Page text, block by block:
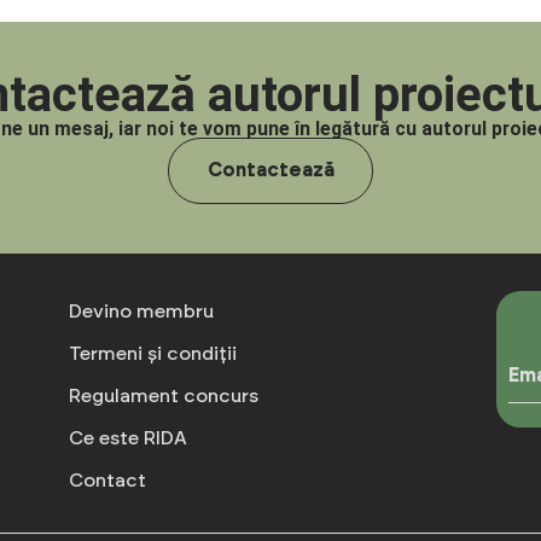
autorul
un mesaj, iar noi te vom pune în legătură cu autorul
Contactează
Devino membru
Termeni și condiții
Regulament concurs
Ce este RIDA
Contact